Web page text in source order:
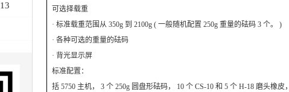
可选择载重
· 标准载重范围从 350g 到 2100g ( 一般随机配置 250g 重量的砝码 3 个。 )
· 各种可选的重量的砝码
· 背光显示屏
标准配置：
括 5750 主机， 3 个 250g 圆盘形砝码， 10 个 CS-10 和 5 个 H-18 磨头橡皮